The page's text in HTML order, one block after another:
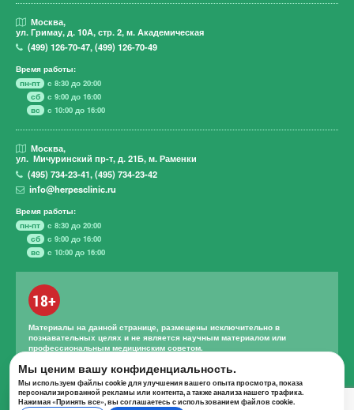
Москва,
ул. Гримау, д. 10А, стр. 2, м. Академическая
(499)126-70-47,(499)126-70-49
Время работы:
пн-пт
с 8:30 до 20:00
сб
с 9:00 до 16:00
вс
с 10:00 до 16:00
Москва,
ул. Мичуринский пр-т,д. 21Б, м. Раменки
(495)734-23-41,(495)734-23-42
info@herpesclinic.ru
Время работы:
пн-пт
с 8:30 до 20:00
сб
с 9:00 до 16:00
вс
с 10:00 до 16:00
18+
Материалы на данной странице, размещены исключительно в
познавательных целях и не является научным материалом или
профессиональным медицинским советом.
Правильное лечение и назначение лекарственных средств может
проводиться только квалифицированным специалистом с учетом
проведенной диагностики и истории болезни.
Мы ценим вашу конфиденциальность.
Мы используем файлы cookie для улучшения вашего опыта просмотра, показа
персонализированной рекламы или контента, а также анализа нашего трафика.
Нажимая «Принять все», вы соглашаетесь с использованием файлов cookie.